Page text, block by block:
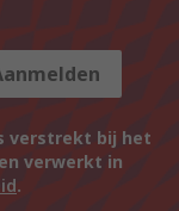
verstrekt bij het
verwerkt in
.